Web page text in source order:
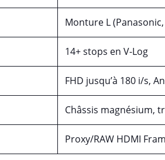
Monture L (Panasonic,
14+ stops en V-Log
FHD jusqu’à 180 i/s,
Châssis magnésium,
Proxy/RAW HDMI